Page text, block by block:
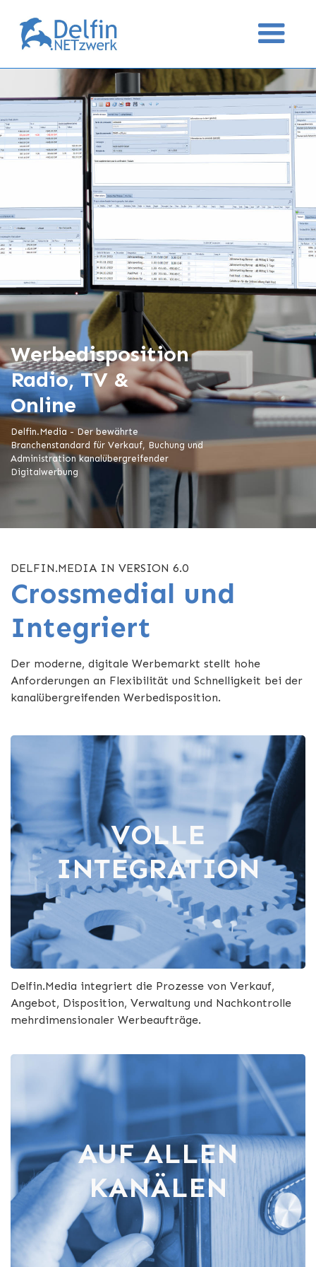
Werbedisposition
Radio, TV &
Online
Delfin.Media - Der bewährte
Branchenstandard für Verkauf, Buchung und
Administration kanalübergreifender
Digitalwerbung
DELFIN.MEDIA IN VERSION 6.0
Crossmedial und
Integriert
Der moderne, digitale Werbemarkt stellt hohe
Anforderungen an Flexibilität und Schnelligkeit bei der
kanalübergreifenden Werbedisposition.
VOLLE
INTEGRATION
Delfin.Media integriert die Prozesse von Verkauf,
Angebot, Disposition, Verwaltung und Nachkontrolle
mehrdimensionaler Werbeaufträge.
AUF ALLEN
KANÄLEN